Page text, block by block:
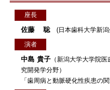
座長
佐藤 聡(日本歯科大学新潟
演者
中島 貴子（新潟大学大学院医
究開発学分野）
「歯周病と動脈硬化性疾患の関